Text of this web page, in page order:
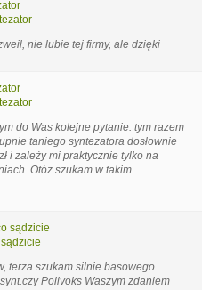
nie lubie tej firmy, ale dzięki
do Was kolejne pytanie. tym razem
taniego syntezatora dosłownie
i zależy mi praktycznie tylko na
Otóz szukam w takim
sądzicie
terza szukam silnie basowego
Polivoks Waszym zdaniem